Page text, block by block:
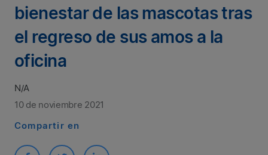
bienestar de las mascotas tras
el regreso de sus amos a la
oficina
N/A
10 de noviembre 2021
Compartir en